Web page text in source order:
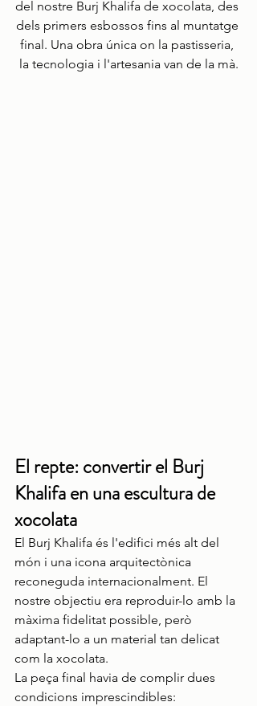
del nostre Burj Khalifa de xocolata, des
dels primers esbossos fins al muntatge
final. Una obra única on la pastisseria,
la tecnologia i l'artesania van de la mà.
El repte: convertir el Burj
Khalifa en una escultura de
xocolata
El Burj Khalifa és l'edifici més alt del
món i una icona arquitectònica
reconeguda internacionalment. El
nostre objectiu era reproduir-lo amb la
màxima fidelitat possible, però
adaptant-lo a un material tan delicat
com la xocolata.
La peça final havia de complir dues
condicions imprescindibles: